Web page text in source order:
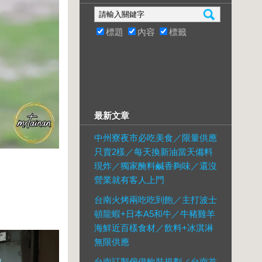
標題 內容 標籤
最新文章
中州寮夜市必吃美食／限量供應
只賣2樣／每天換新油當天備料
現炸／獨家醃料鹹香夠味／還沒
營業就有客人上門
台南火烤兩吃吃到飽／主打波士
頓龍蝦+日本A5和牛／牛豬雞羊
海鮮近百樣食材／飲料+冰淇淋
無限供應